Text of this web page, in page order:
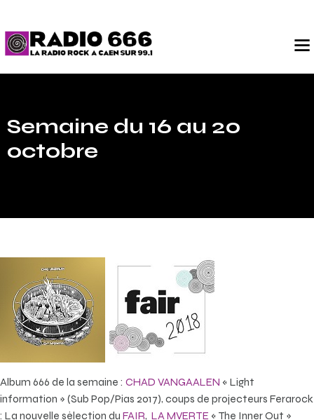
Semaine du 16 au 20
octobre
Album 666 de la semaine : CHAD VANGAALEN « Light
information » (Sub Pop/Pias 2017), coups de projecteurs Ferarock
: La nouvelle sélection du FAIR, LA MVERTE « The Inner Out »